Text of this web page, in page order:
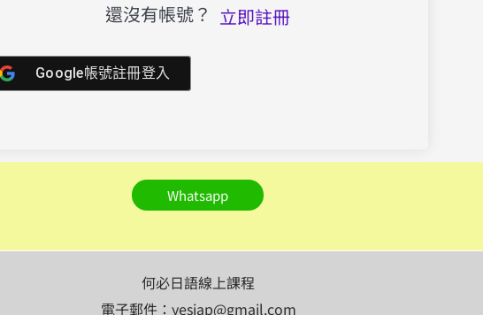
還沒有帳號？ 立即註冊
Google帳號註冊登入
Whatsapp
何必日語線上課程
電子郵件：yesjap@gmail.com